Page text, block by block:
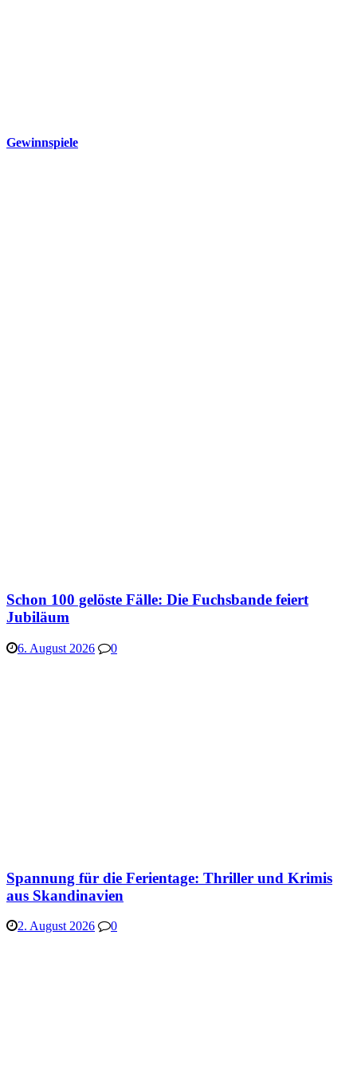
Gewinnspiele
Schon 100 gelöste Fälle: Die Fuchsbande feiert
Jubiläum
6. August 2026 0
Spannung für die Ferientage: Thriller und Krimis
aus Skandinavien
2. August 2026 0